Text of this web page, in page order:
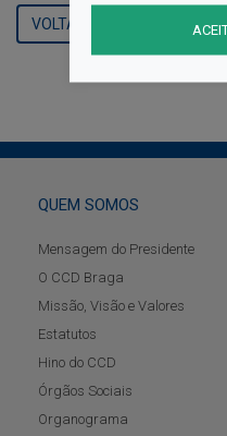
VOLTAR
QUEM SOMOS
Mensagem do Presidente
O CCD Braga
Missão, Visão e Valores
Estatutos
Hino do CCD
Órgãos Sociais
Organograma